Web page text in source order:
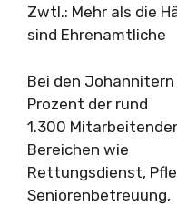
Zwtl.: Mehr als die
sind Ehrenamtliche
Bei den
Prozent der rund
1.300
Bereichen wie
Rettungsdienst,
Seniorenbetreuung,